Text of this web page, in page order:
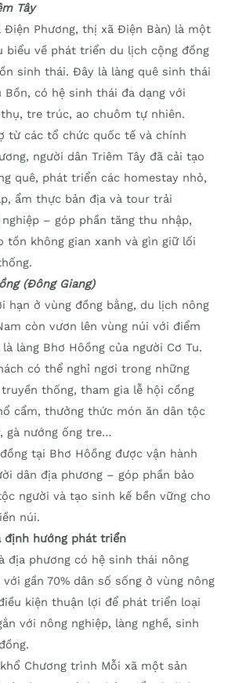
Tây
Điện Phương, thị xã Điện Bàn) là một
biểu về phát triển du lịch cộng đồng
sinh thái. Đây là làng quê sinh thái
Bồn, có hệ sinh thái đa dạng với
tre trúc, ao chuôm tự nhiên.
từ các tổ chức quốc tế và chính
người dân Triêm Tây đã cải tạo
quê, phát triển các homestay nhỏ,
ẩm thực bản địa và tour trải
– góp phần tăng thu nhập,
tồn không gian xanh và gìn giữ lối
(Đông Giang)
hạn ở vùng đồng bằng, du lịch nông
còn vươn lên vùng núi với điểm
làng Bhơ Hôồng của người Cơ Tu.
có thể nghỉ ngơi trong những
thống, tham gia lễ hội cồng
cẩm, thưởng thức món ăn dân tộc
gà nướng ống tre…
tại Bhơ Hôồng được vận hành
dân địa phương – góp phần bảo
người và tạo sinh kế bền vững cho
núi.
định hướng phát triển
địa phương có hệ sinh thái nông
gần 70% dân số sống ở vùng nông
kiện thuận lợi để phát triển loại
với nông nghiệp, làng nghề, sinh
Chương trình Mỗi xã một sản